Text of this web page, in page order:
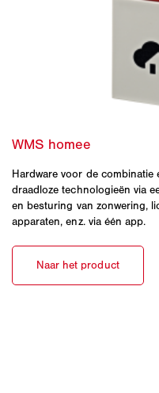
Hardware voor de
draadloze technologieën via
en besturing van zonwering,
apparaten, enz. via één app.